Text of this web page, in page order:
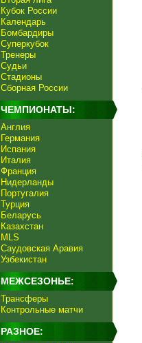
Кубок России
Календарь
Бомбардиры
Суперкубок
Тренеры
Судьи
Стадионы
Сборная России
ЧЕМПИОНАТЫ:
Англия
Германия
Испания
Италия
Франция
Нидерланды
Португалия
Турция
Беларусь
Казахстан
MLS
Саудовская Аравия
Узбекистан
МЕЖСЕЗОНЬЕ:
Трансферы
Контрольные матчи
РАЗНОЕ: